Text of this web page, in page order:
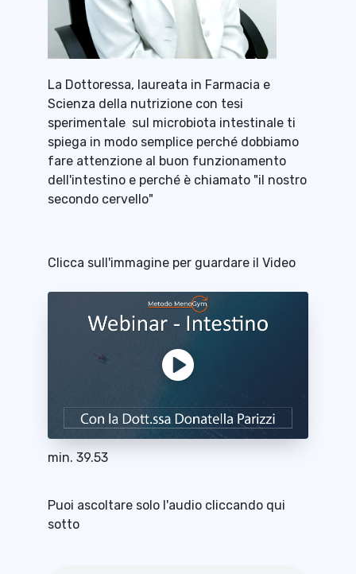
La Dottoressa, laureata in Farmacia e
Scienza della nutrizione con tesi
sperimentale sul microbiota intestinale ti
spiega in modo semplice perché dobbiamo
fare attenzione al buon funzionamento
dell'intestino e perché è chiamato "il nostro
secondo cervello"
Clicca sull'immagine per guardare il Video
min. 39.53
Puoi ascoltare solo l'audio cliccando qui
sotto